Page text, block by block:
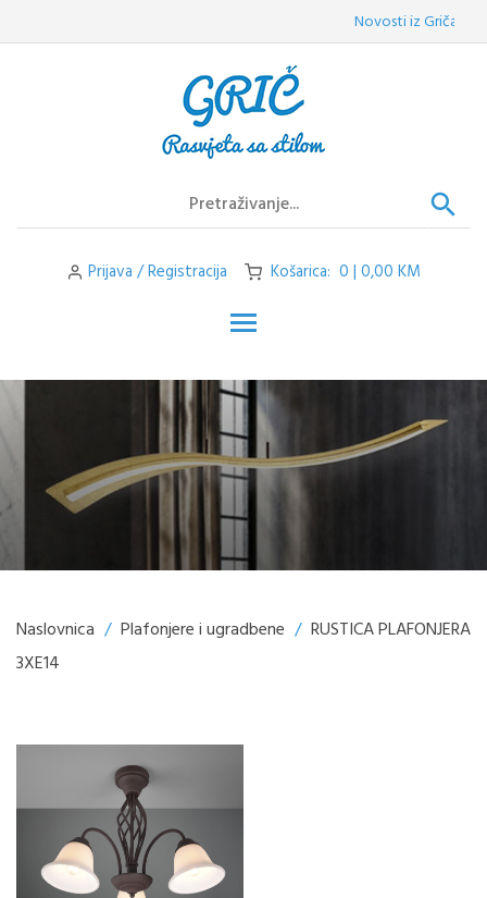
to
Novosti iz Griča:
Prijava / Registracija Košarica: 0 | 0,00 KM
Naslovnica / Plafonjere i ugradbene / RUSTICA PLAFONJERA
3XE14